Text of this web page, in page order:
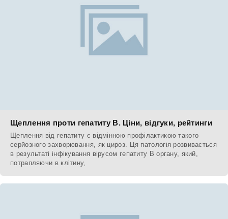
Щеплення проти гепатиту В. Ціни, відгуки, рейтинги
Щеплення від гепатиту є відмінною профілактикою такого
серйозного захворювання, як цироз. Ця патологія розвивається
в результаті інфікування вірусом гепатиту В органу, який,
потрапляючи в клітину,